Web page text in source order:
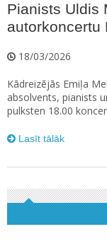
Pianists Uldis
autorkoncertu
18/03/2026
Kādreizējās Emiļa
absolvents, pianists
pulksten 18.00
Lasīt tālāk